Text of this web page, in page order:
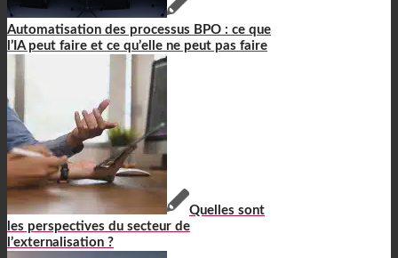
Automatisation des processus BPO : ce que
l’IA peut faire et ce qu’elle ne peut pas faire
Quelles sont
les perspectives du secteur de
l’externalisation ?